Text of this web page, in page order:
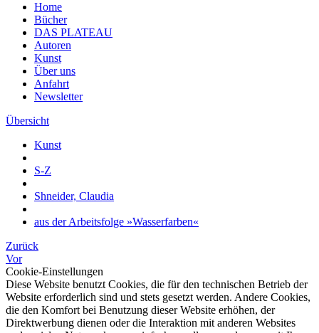
Home
Bücher
DAS PLATEAU
Autoren
Kunst
Über uns
Anfahrt
Newsletter
Übersicht
Kunst
S-Z
Shneider, Claudia
aus der Arbeitsfolge »Wasserfarben«
Zurück
Vor
Cookie-Einstellungen
Diese Website benutzt Cookies, die für den technischen Betrieb der
Website erforderlich sind und stets gesetzt werden. Andere Cookies,
die den Komfort bei Benutzung dieser Website erhöhen, der
Direktwerbung dienen oder die Interaktion mit anderen Websites